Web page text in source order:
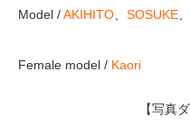
Model /AKIHITO SOSUKE
Female model / Kaori
【写真